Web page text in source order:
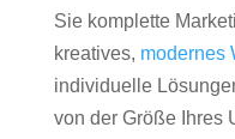
Sie komplette
kreatives, modernes
individuelle
von der Größe Ihres